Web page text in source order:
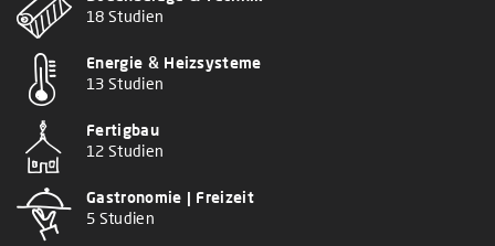
18 Studien
Energie & Heizsysteme
13 Studien
Fertigbau
12 Studien
Gastronomie | Freizeit
5 Studien